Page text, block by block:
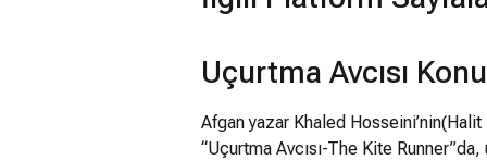
Uçurtma Avcısı
Afgan yazar Khaled Hosseini’nin(Halit
“Uçurtma Avcısı-The Kite